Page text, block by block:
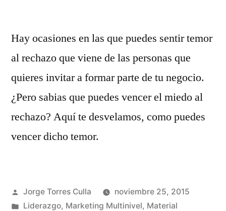
Hay ocasiones en las que puedes sentir temor
al rechazo que viene de las personas que
quieres invitar a formar parte de tu negocio.
¿Pero sabias que puedes vencer el miedo al
rechazo? Aquí te desvelamos, como puedes
vencer dicho temor.
Publicado
por
Jorge Torres Culla
noviembre 25, 2015
Publicado
Liderazgo, Marketing Multinivel, Material